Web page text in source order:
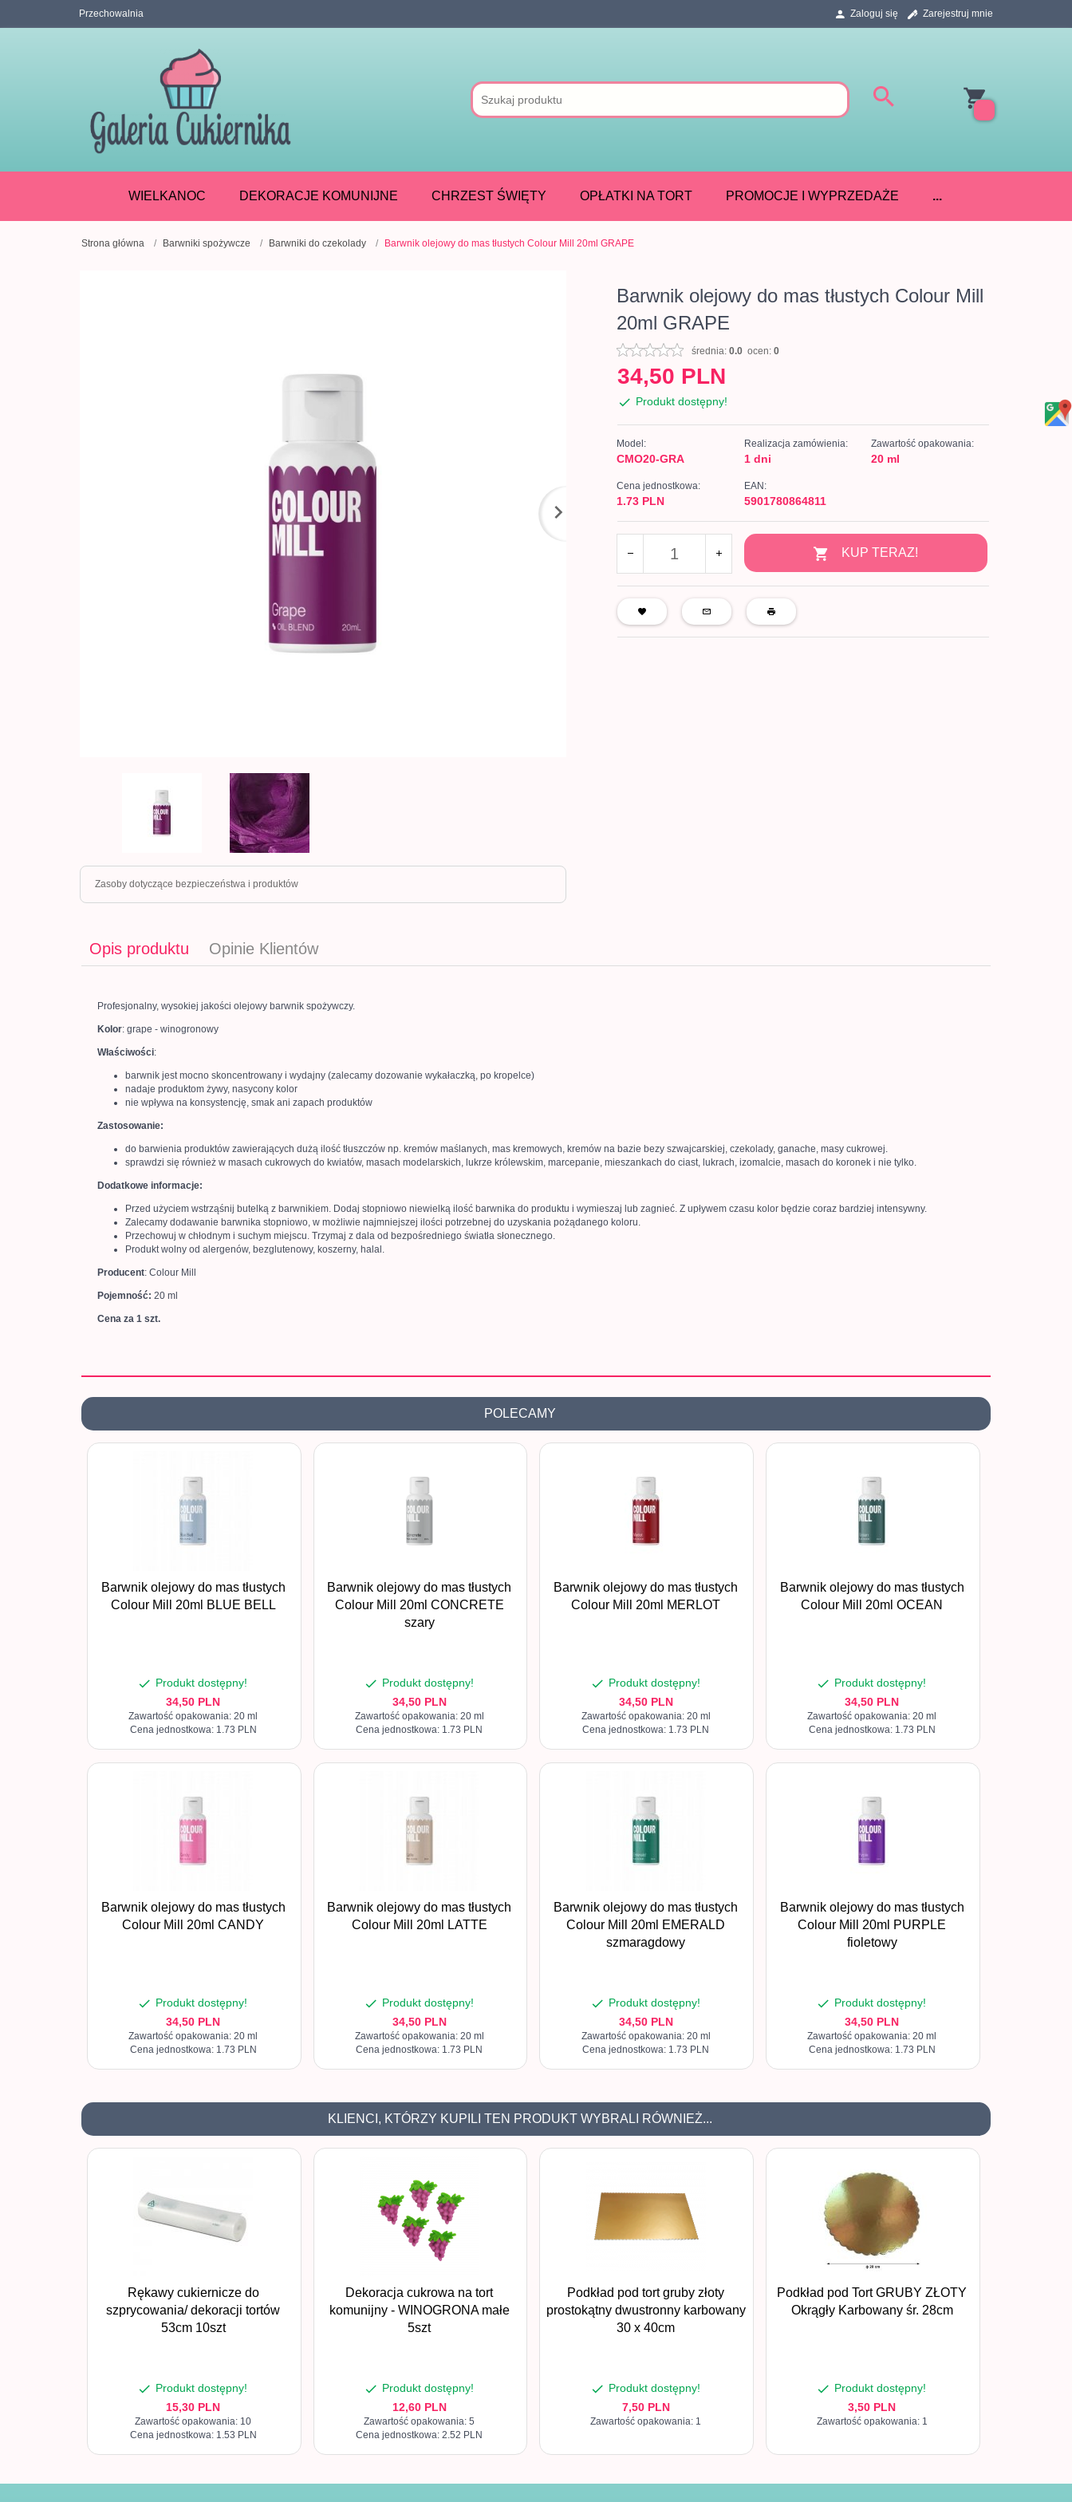
Przechowalnia Zaloguj się Zarejestruj mnie
WIELKANOC DEKORACJE KOMUNIJNE CHRZEST ŚWIĘTY OPŁATKI NA TORT PROMOCJE I WYPRZEDAŻE ...
Strona główna Barwniki spożywcze Barwniki do czekolady Barwnik olejowy do mas tłustych Colour Mill 20ml GRAPE
Zasoby dotyczące bezpieczeństwa i produktów
Barwnik olejowy do mas tłustych Colour Mill
20ml GRAPE
średnia:0.0 ocen:0
34,50 PLN
Produkt dostępny!
Model:
CMO20-GRA
Realizacja zamówienia:
1 dni
Zawartość opakowania:
20 ml
Cena jednostkowa:
1.73 PLN
EAN:
5901780864811
KUP TERAZ!
Opis produktu Opinie Klientów
Profesjonalny, wysokiej jakości olejowy barwnik spożywczy.
Kolor: grape - winogronowy
Właściwości:
barwnik jest mocno skoncentrowany i wydajny (zalecamy dozowanie wykałaczką, po kropelce)
nadaje produktom żywy, nasycony kolor
nie wpływa na konsystencję, smak ani zapach produktów
Zastosowanie:
do barwienia produktów zawierających dużą ilość tłuszczów np. kremów maślanych, mas kremowych, kremów na bazie bezy szwajcarskiej, czekolady, ganache, masy cukrowej.
sprawdzi się również w masach cukrowych do kwiatów, masach modelarskich, lukrze królewskim, marcepanie, mieszankach do ciast, lukrach, izomalcie, masach do koronek i nie tylko.
Dodatkowe informacje:
Przed użyciem wstrząśnij butelką z barwnikiem. Dodaj stopniowo niewielką ilość barwnika do produktu i wymieszaj lub zagnieć. Z upływem czasu kolor będzie coraz bardziej intensywny.
Zalecamy dodawanie barwnika stopniowo, w możliwie najmniejszej ilości potrzebnej do uzyskania pożądanego koloru.
Przechowuj w chłodnym i suchym miejscu. Trzymaj z dala od bezpośredniego światła słonecznego.
Produkt wolny od alergenów, bezglutenowy, koszerny, halal.
Producent: Colour Mill
Pojemność: 20 ml
Cena za 1 szt.
POLECAMY
Barwnik olejowy do mas tłustych
Colour Mill 20ml BLUE BELL
Produkt dostępny!
34,50 PLN
Zawartość opakowania: 20 ml
Cena jednostkowa: 1.73 PLN
Barwnik olejowy do mas tłustych
Colour Mill 20ml CONCRETE
szary
Produkt dostępny!
34,50 PLN
Zawartość opakowania: 20 ml
Cena jednostkowa: 1.73 PLN
Barwnik olejowy do mas tłustych
Colour Mill 20ml MERLOT
Produkt dostępny!
34,50 PLN
Zawartość opakowania: 20 ml
Cena jednostkowa: 1.73 PLN
Barwnik olejowy do mas tłustych
Colour Mill 20ml OCEAN
Produkt dostępny!
34,50 PLN
Zawartość opakowania: 20 ml
Cena jednostkowa: 1.73 PLN
Barwnik olejowy do mas tłustych
Colour Mill 20ml CANDY
Produkt dostępny!
34,50 PLN
Zawartość opakowania: 20 ml
Cena jednostkowa: 1.73 PLN
Barwnik olejowy do mas tłustych
Colour Mill 20ml LATTE
Produkt dostępny!
34,50 PLN
Zawartość opakowania: 20 ml
Cena jednostkowa: 1.73 PLN
Barwnik olejowy do mas tłustych
Colour Mill 20ml EMERALD
szmaragdowy
Produkt dostępny!
34,50 PLN
Zawartość opakowania: 20 ml
Cena jednostkowa: 1.73 PLN
Barwnik olejowy do mas tłustych
Colour Mill 20ml PURPLE
fioletowy
Produkt dostępny!
34,50 PLN
Zawartość opakowania: 20 ml
Cena jednostkowa: 1.73 PLN
KLIENCI, KTÓRZY KUPILI TEN PRODUKT WYBRALI RÓWNIEŻ...
Rękawy cukiernicze do
szprycowania/ dekoracji tortów
53cm 10szt
Produkt dostępny!
15,30 PLN
Zawartość opakowania: 10
Cena jednostkowa: 1.53 PLN
Dekoracja cukrowa na tort
komunijny - WINOGRONA małe
5szt
Produkt dostępny!
12,60 PLN
Zawartość opakowania: 5
Cena jednostkowa: 2.52 PLN
Podkład pod tort gruby złoty
prostokątny dwustronny karbowany
30 x 40cm
Produkt dostępny!
7,50 PLN
Zawartość opakowania: 1
Podkład pod Tort GRUBY ZŁOTY
Okrągły Karbowany śr. 28cm
Produkt dostępny!
3,50 PLN
Zawartość opakowania: 1